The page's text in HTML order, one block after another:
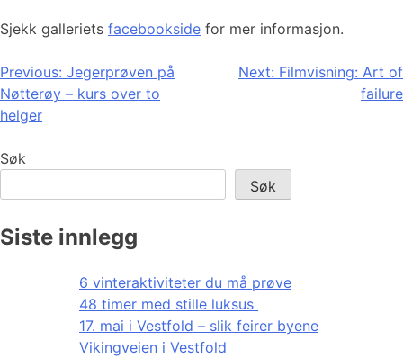
Sjekk galleriets facebookside for mer informasjon.
Innleggsnavigasjon
Previous: Jegerprøven på
Nøtterøy – kurs over to
helger
Next: Filmvisning: Art of
failure
Søk
Søk
Siste innlegg
6 vinteraktiviteter du må prøve
48 timer med stille luksus
17. mai i Vestfold – slik feirer byene
Vikingveien i Vestfold